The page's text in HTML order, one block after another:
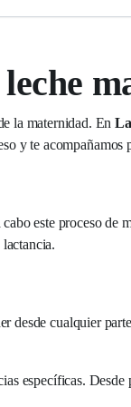
la maternidad. En
y te acompañamos
este proceso de
desde cualquier
específicas. Desde